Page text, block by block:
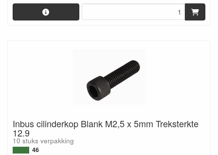
Inbus cilinderkop Blank M2,5 x 5mm Treksterkte
12.9
10 stuks verpakking
46